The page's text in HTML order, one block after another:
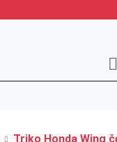
Triko Honda Wing